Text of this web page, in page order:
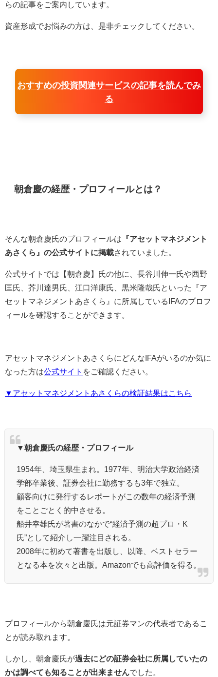
らの記事をご案内しています。
資産形成でお悩みの方は、是非チェックしてください。
おすすめの投資関連サービスの記事を読んでみ
る
朝倉慶の経歴・プロフィールとは？
そんな朝倉慶氏のプロフィールは 『アセットマネジメント
あさくら』の公式サイトに掲載されていました。
公式サイトでは【朝倉慶】氏の他に、長谷川伸一氏や西野
匡氏、芥川達男氏、江口洋康氏、黒米隆哉氏といった『ア
セットマネジメントあさくら』に所属しているIFAのプロフ
ィールを確認することができます。
アセットマネジメントあさくらにどんなIFAがいるのか気に
なった方は公式サイト をご確認ください。
▼アセットマネジメントあさくらの検証結果はこちら
▼朝倉慶氏の経歴・プロフィール
1954年、埼玉県生まれ。1977年、明治大学政治経済
学部卒業後、証券会社に勤務するも3年で独立。
顧客向けに発行するレポートがこの数年の経済予測
をことごとく的中させる。
船井幸雄氏が著書のなかで“経済予測の超プロ・K
氏”として紹介し一躍注目される。
2008年に初めて著書を出版し、以降、ベストセラー
となる本を次々と出版。Amazonでも高評価を得る。
プロフィールから朝倉慶氏は元証券マンの代表者であるこ
とが読み取れます。
しかし、朝倉慶氏が過去にどの証券会社に所属していたの
かは調べても知ることが出来ませんでした。